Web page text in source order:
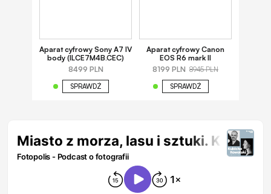
Aparat cyfrowy Sony A7 IV
body (ILCE7M4B.CEC)
8499 PLN
SPRAWDŹ
Aparat cyfrowy Canon
EOS R6 mark II
8199 PLN 8945 PLN
SPRAWDŹ